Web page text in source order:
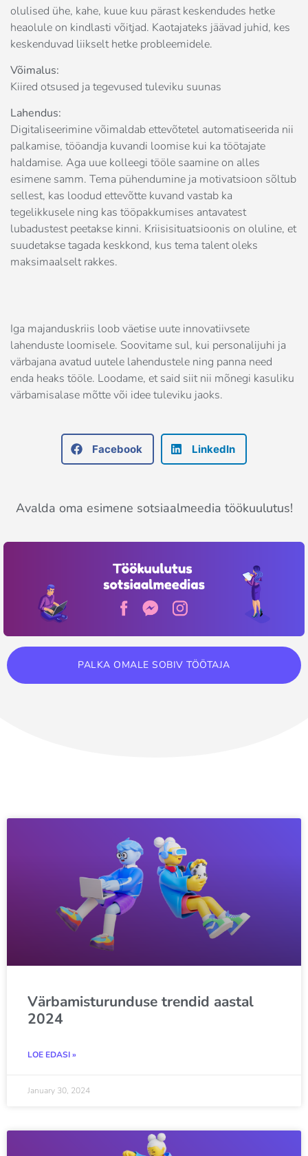
olulised ühe, kahe, kuue kuu pärast keskendudes hetke
heaolule on kindlasti võitjad. Kaotajateks jäävad juhid, kes
keskenduvad liikselt hetke probleemidele.
Võimalus:
Kiired otsused ja tegevused tuleviku suunas
Lahendus:
Digitaliseerimine võimaldab ettevõtetel automatiseerida nii
palkamise, tööandja kuvandi loomise kui ka töötajate
haldamise. Aga uue kolleegi tööle saamine on alles
esimene samm. Tema pühendumine ja motivatsioon sõltub
sellest, kas loodud ettevõtte kuvand vastab ka
tegelikkusele ning kas tööpakkumises antavatest
lubadustest peetakse kinni. Kriisisituatsioonis on oluline, et
suudetakse tagada keskkond, kus tema talent oleks
maksimaalselt rakkes.
Iga majanduskriis loob väetise uute innovatiivsete
lahenduste loomisele. Soovitame sul, kui personalijuhi ja
värbajana avatud uutele lahendustele ning panna need
enda heaks tööle. Loodame, et said siit nii mõnegi kasuliku
värbamisalase mõtte või idee tuleviku jaoks.
Facebook LinkedIn
Avalda oma esimene sotsiaalmeedia töökuulutus!
PALKA OMALE SOBIV TÖÖTAJA
Värbamisturunduse trendid aastal
2024
LOE EDASI »
January 30, 2024